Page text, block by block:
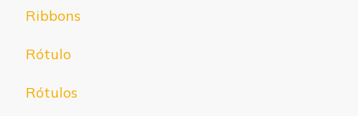
Ribbons
Rótulo
Rótulos